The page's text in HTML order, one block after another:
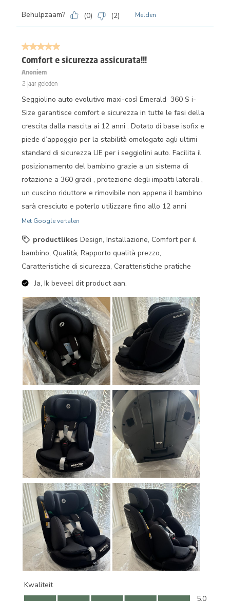
Behulpzaam? (0) (2) Melden
5 van 5 sterren.
Comfort e sicurezza assicurata!!!
Anoniem
2 jaar geleden
Seggiolino auto evolutivo maxi-così Emerald 360 S i-
Size garantisce comfort e sicurezza in tutte le fasi della
crescita dalla nascita ai 12 anni . Dotato di base isofix e
piede d’appoggio per la stabilità omologato agli ultimi
standard di sicurezza UE per i seggiolini auto. Facilita il
posizionamento del bambino grazie a un sistema di
rotazione a 360 gradi , protezione degli impatti laterali ,
un cuscino riduttore e rimovibile non appena il bambino
sarà cresciuto e poterlo utilizzare fino allo 12 anni
Met Google vertalen
productlikes Design, Installazione, Comfort per il
bambino, Qualità, Rapporto qualità prezzo,
Caratteristiche di sicurezza, Caratteristiche pratiche
Ja, Ik beveel dit product aan.
Kwaliteit
Kwaliteit, 5.0 van 5
5.0